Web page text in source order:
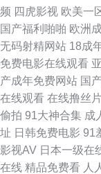
欧美色图91 色五月婷
品h片观看 女同操操
夜啪啪7474 国产TS
频在线 天堂社区大香
午夜com 国产午夜伦
频 四虎影视 欧美一
国产福利啪啪 欧洲
无码射精网站 18成
免费电影在线观看
产成年免费网站 国
在线观看 在线撸丝
偷拍 91大神合集 成
址 日韩免费电影 91
影视AV 日本一级在
在线 精品免费看 人